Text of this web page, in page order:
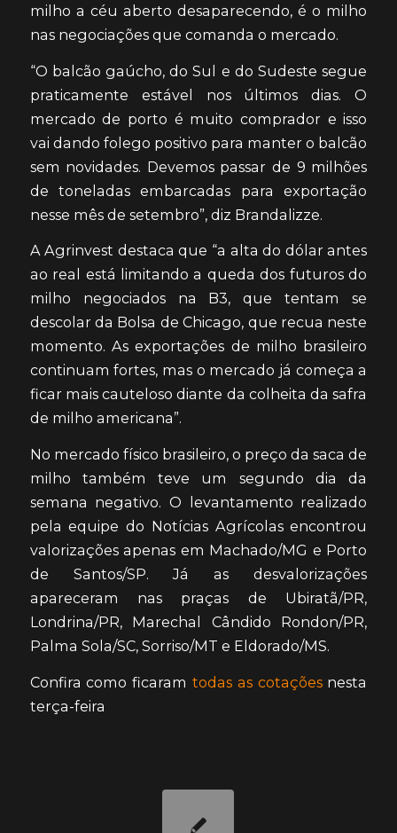
milho a céu aberto desaparecendo, é o milho
nas negociações que comanda o mercado.
“O balcão gaúcho, do Sul e do Sudeste segue
praticamente estável nos últimos dias. O
mercado de porto é muito comprador e isso
vai dando folego positivo para manter o balcão
sem novidades. Devemos passar de 9 milhões
de toneladas embarcadas para exportação
nesse mês de setembro”, diz Brandalizze.
A Agrinvest destaca que “a alta do dólar antes
ao real está limitando a queda dos futuros do
milho negociados na B3, que tentam se
descolar da Bolsa de Chicago, que recua neste
momento. As exportações de milho brasileiro
continuam fortes, mas o mercado já começa a
ficar mais cauteloso diante da colheita da safra
de milho americana”.
No mercado físico brasileiro, o preço da saca de
milho também teve um segundo dia da
semana negativo. O levantamento realizado
pela equipe do Notícias Agrícolas encontrou
valorizações apenas em Machado/MG e Porto
de Santos/SP. Já as desvalorizações
apareceram nas praças de Ubiratã/PR,
Londrina/PR, Marechal Cândido Rondon/PR,
Palma Sola/SC, Sorriso/MT e Eldorado/MS.
Confira como ficaram todas as cotaçõesnesta
terça-feira